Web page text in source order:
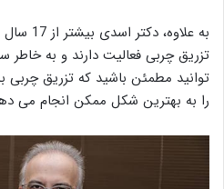
به
تزریق چربی فعالیت دارند و به
توانید مطمئن باشید که تزریق
را به بهترین شکل ممکن انجام می